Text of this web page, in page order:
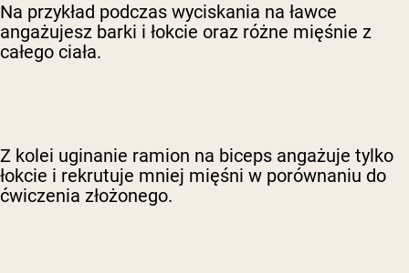
Na przykład podczas wyciskania na ławce
angażujesz barki i łokcie oraz różne mięśnie z
całego ciała.
Z kolei uginanie ramion na biceps angażuje tylko
łokcie i rekrutuje mniej mięśni w porównaniu do
ćwiczenia złożonego.